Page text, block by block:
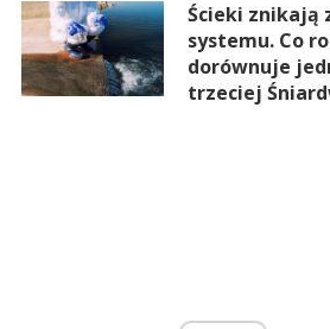
Ścieki znikają
systemu. Co
dorównuje
trzeciej